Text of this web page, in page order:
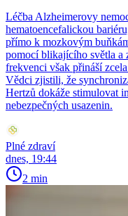
Léčba Alzheimerovy
hematoencefalickou
přímo k mozkovým
pomocí blikajícího světla
frekvenci však přináší
Vědci zjistili, že
Hertzů dokáže stimulovat
nebezpečných usazenin.
Plné zdraví
dnes, 19:44
2 min